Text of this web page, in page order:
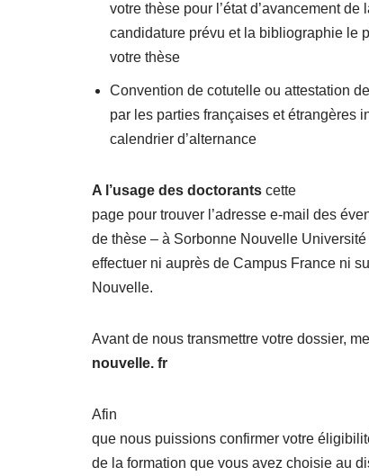
votre thèse pour l’état d’avancement
candidature prévu et la bibliographie le
votre thèse
Convention de cotutelle ou attestation
par les parties françaises et étrangères
calendrier d’alternance
A l’usage des doctorants cette
page pour trouver l’adresse e-mail des
de thèse – à Sorbonne Nouvelle
effectuer ni auprès de Campus France ni
Nouvelle.
Avant de nous transmettre votre dossier,
nouvelle. fr
Afin
que nous puissions confirmer votre
de la formation que vous avez choisie au